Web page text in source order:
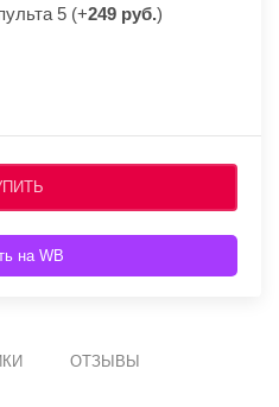
5 (+249 руб.)
на WB
ОТЗЫВЫ